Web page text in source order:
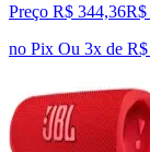
Preço R$ 344,36R$
no Pix Ou 3x de